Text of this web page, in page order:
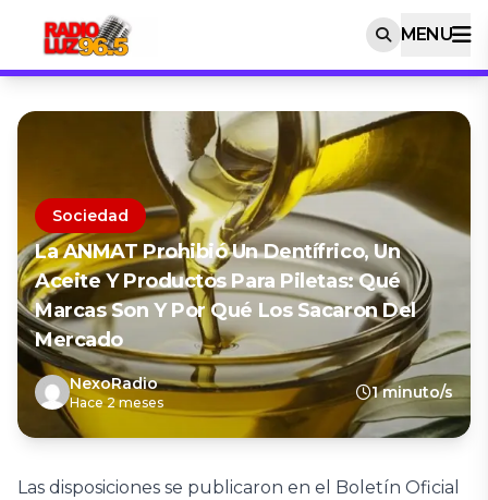
MENU
Sociedad
La ANMAT Prohibió Un Dentífrico, Un
Aceite Y Productos Para Piletas: Qué
Marcas Son Y Por Qué Los Sacaron Del
Mercado
NexoRadio
Hace 2 meses
1 minuto/s
Las disposiciones se publicaron en el Boletín Oficial